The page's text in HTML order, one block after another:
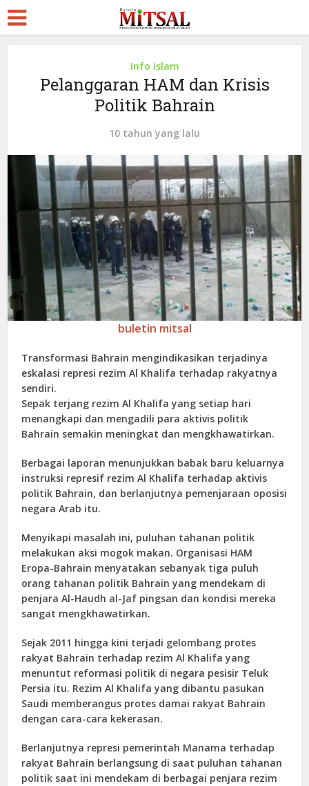
Info Islam
Pelanggaran HAM dan Krisis
Politik Bahrain
10 tahun yang lalu
buletin mitsal
Transformasi Bahrain mengindikasikan terjadinya
eskalasi represi rezim Al Khalifa terhadap rakyatnya
sendiri.
Sepak terjang rezim Al Khalifa yang setiap hari
menangkapi dan mengadili para aktivis politik
Bahrain semakin meningkat dan mengkhawatirkan.
Berbagai laporan menunjukkan babak baru keluarnya
instruksi represif rezim Al Khalifa terhadap aktivis
politik Bahrain, dan berlanjutnya pemenjaraan oposisi
negara Arab itu.
Menyikapi masalah ini, puluhan tahanan politik
melakukan aksi mogok makan. Organisasi HAM
Eropa-Bahrain menyatakan sebanyak tiga puluh
orang tahanan politik Bahrain yang mendekam di
penjara Al-Haudh al-Jaf pingsan dan kondisi mereka
sangat mengkhawatirkan.
Sejak 2011 hingga kini terjadi gelombang protes
rakyat Bahrain terhadap rezim Al Khalifa yang
menuntut reformasi politik di negara pesisir Teluk
Persia itu. Rezim Al Khalifa yang dibantu pasukan
Saudi memberangus protes damai rakyat Bahrain
dengan cara-cara kekerasan.
Berlanjutnya represi pemerintah Manama terhadap
rakyat Bahrain berlangsung di saat puluhan tahanan
politik saat ini mendekam di berbagai penjara rezim